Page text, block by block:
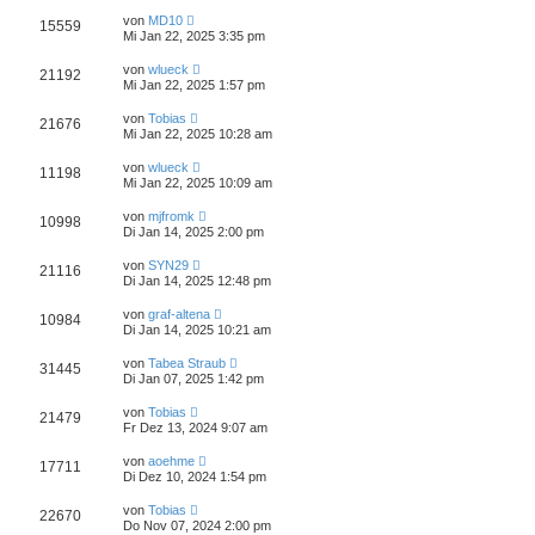
15559 von MD10
Mi Jan 22, 2025 3:35 pm
21192 von wlueck
Mi Jan 22, 2025 1:57 pm
21676 von Tobias
Mi Jan 22, 2025 10:28 am
11198 von wlueck
Mi Jan 22, 2025 10:09 am
10998 von mjfromk
Di Jan 14, 2025 2:00 pm
21116 von SYN29
Di Jan 14, 2025 12:48 pm
10984 von graf-altena
Di Jan 14, 2025 10:21 am
31445 von Tabea Straub
Di Jan 07, 2025 1:42 pm
21479 von Tobias
Fr Dez 13, 2024 9:07 am
17711 von aoehme
Di Dez 10, 2024 1:54 pm
22670 von Tobias
Do Nov 07, 2024 2:00 pm